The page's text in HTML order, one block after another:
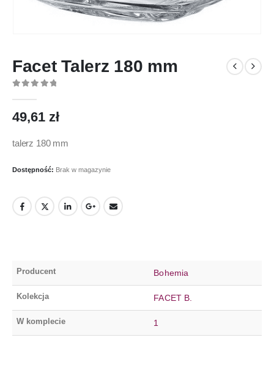
Facet Talerz 180 mm
49,61 zł
talerz 180 mm
Dostępność: Brak w magazynie
Producent Bohemia
Kolekcja FACET B.
W komplecie 1